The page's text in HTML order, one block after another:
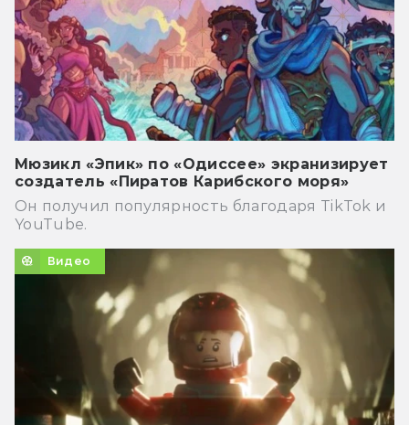
Мюзикл «Эпик» по «Одиссее» экранизирует
создатель «Пиратов Карибского моря»
Он получил популярность благодаря TikTok и
YouTube.
Видео